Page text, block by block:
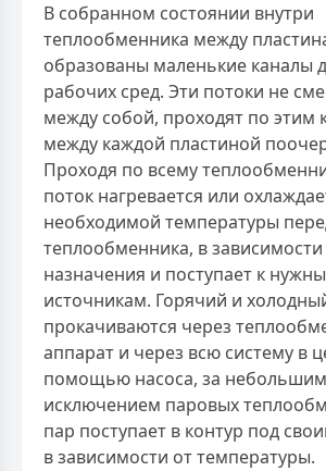
В собранном состоянии внутри
теплообменника между
образованы маленькие каналы
рабочих сред. Эти потоки не
между собой, проходят по этим
между каждой пластиной
Проходя по всему
поток нагревается или
необходимой температуры
теплообменника, в зависимости
назначения и поступает к
источникам. Горячий и
прокачиваются через
аппарат и через всю систему в
помощью насоса, за небольшим
исключением паровых
пар поступает в контур под
в зависимости от температуры.